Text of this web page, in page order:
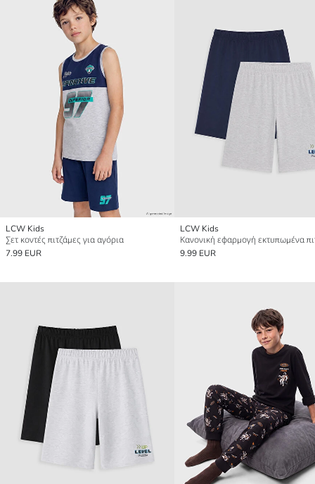
LCW Kids
Σετ κοντές πιτζάμες για αγόρια
7.99 EUR
LCW Kids
9.99 EUR